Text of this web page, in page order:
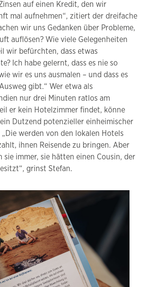
auf einen Kredit, den wir
mal aufnehmen“, zitiert der dreifache
wir uns Gedanken über Probleme,
auflösen? Wie viele Gelegenheiten
wir befürchten, dass etwas
Ich habe gelernt, dass es nie so
wir es uns ausmalen – und dass es
gibt.“ Wer etwa als
nur drei Minuten ratlos am
er kein Hotelzimmer findet, könne
Dutzend potenzieller einheimischer
werden von den lokalen Hotels
ihnen Reisende zu bringen. Aber
sie immer, sie hätten einen Cousin, der
grinst Stefan.